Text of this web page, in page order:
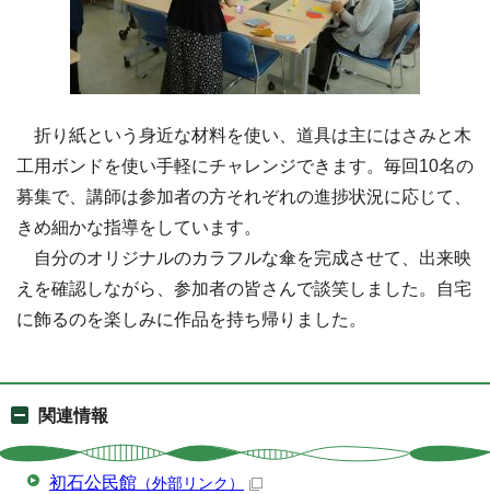
折り紙という身近な材料を使い、道具は主にはさみと木
工用ボンドを使い手軽にチャレンジできます。毎回10名の
募集で、講師は参加者の方それぞれの進捗状況に応じて、
きめ細かな指導をしています。
自分のオリジナルのカラフルな傘を完成させて、出来映
えを確認しながら、参加者の皆さんで談笑しました。自宅
に飾るのを楽しみに作品を持ち帰りました。
関連情報
初石公民館 （外部リンク）